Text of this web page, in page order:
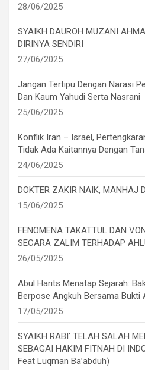
28/06/2025
SYAIKH DAUROH MUZANI
DIRINYA SENDIRI
27/06/2025
Jangan Tertipu Dengan Narasi
Dan Kaum Yahudi Serta Nasrani
25/06/2025
Konflik Iran – Israel,
Tidak Ada Kaitannya Dengan
24/06/2025
DOKTER ZAKIR NAIK, MANHAJ
15/06/2025
FENOMENA TAKATTUL DAN
SECARA ZALIM TERHADAP
26/05/2025
Abul Harits Menatap Sejarah:
Berpose Angkuh Bersama Bukti
17/05/2025
SYAIKH RABI’ TELAH SALAH
SEBAGAI HAKIM FITNAH DI
Feat Luqman Ba’abduh)